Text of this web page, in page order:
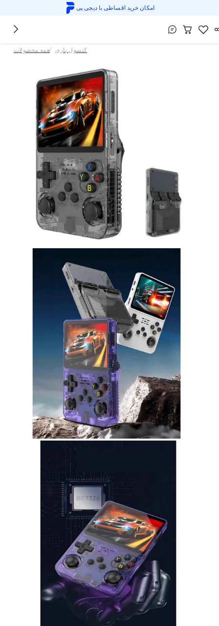
امکان خرید اقساطی بادیجی پی
همه محصولات/ کنسول بازی